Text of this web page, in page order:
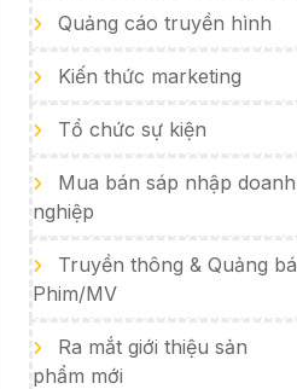
Quảng cáo truyền hình
Kiến thức marketing
Tổ chức sự kiện
Mua bán sáp nhập doanh
nghiệp
Truyền thông & Quảng bá
Phim/MV
Ra mắt giới thiệu sản
phẩm mới